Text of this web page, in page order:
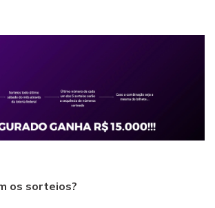
os sorteios?